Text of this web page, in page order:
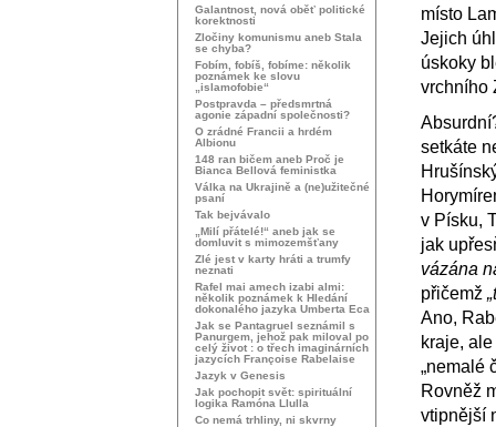
místo
Jejich
úskoky
vrchního
setkáte
v Písku,
jak
vázána
přičemž
Ano,
kraje,
„nemalé
Rovněž
vtipnější
Galantnost, nová oběť politické
korektnosti
Zločiny komunismu aneb Stala
se chyba?
Fobím, fobíš, fobíme: několik
poznámek ke slovu
„islamofobie“
Postpravda – předsmrtná
agonie západní společnosti?
O zrádné Francii a hrdém
Albionu
148 ran bičem aneb Proč je
Bianca Bellová feministka
Válka na Ukrajině a (ne)užitečné
psaní
Tak bejvávalo
„Milí přátelé!“ aneb jak se
domluvit s mimozemšťany
Zlé jest v karty hráti a trumfy
neznati
Rafel mai amech izabi almi:
několik poznámek k Hledání
dokonalého jazyka Umberta Eca
Jak se Pantagruel seznámil s
Panurgem, jehož pak miloval po
celý život : o třech imaginárních
jazycích Françoise Rabelaise
Jazyk v Genesis
Jak pochopit svět: spirituální
logika Ramóna Llulla
Co nemá trhliny, ni skvrny